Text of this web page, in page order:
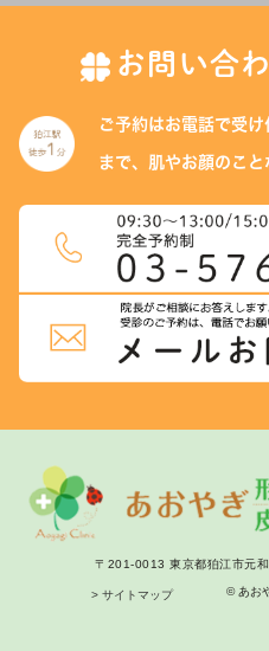
お問い合
ご予約はお電話で受
まで、肌やお顔のこと
〒201-0013 東京都狛江市元
> サイトマップ © あお